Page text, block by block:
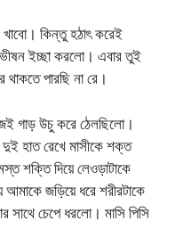
কিন্তু হঠাৎ করেই
ভীষন ইচ্ছা করলো। এবার তুই
পারছি না রে।
গাড় উচু করে ঠেলছিলো।
হাত রেখে মাসীকে শক্ত
শক্তি দিয়ে লেওড়াটাকে
আমাকে জড়িয়ে ধরে শরীরটাকে
সাথে চেপে ধরলো। মাসি পিসি